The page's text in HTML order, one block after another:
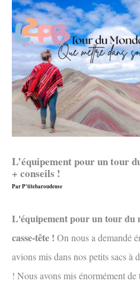
Aller
contenu
L’équipement pour un tour
+ conseils !
ParP'titebaroudeuse
L'équipement pour un tour du
casse-tête ! On nous a demandé
avions mis dans nos petits sacs
! Nous avons mis énormément